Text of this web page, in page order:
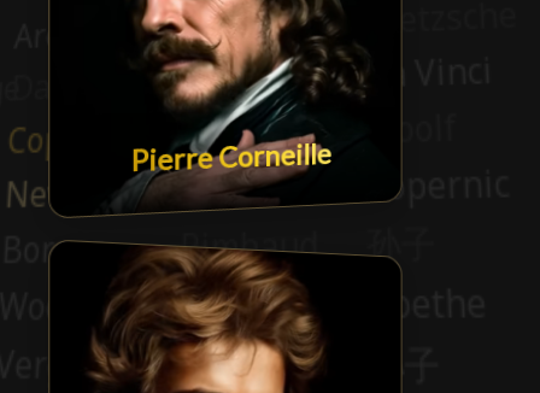
Pierre Corneille